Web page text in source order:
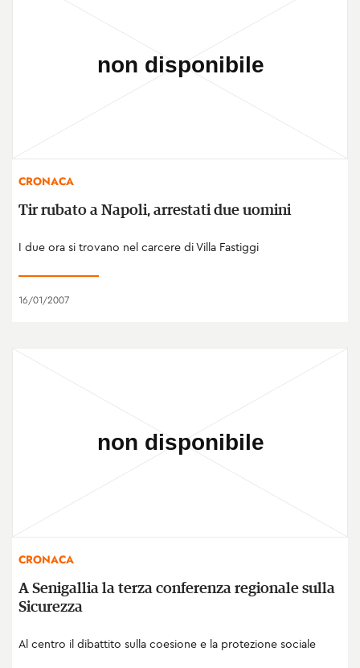
CRONACA
Tir rubato a Napoli, arrestati due uomini
I due ora si trovano nel carcere di Villa Fastiggi
16/01/2007
CRONACA
A Senigallia la terza conferenza regionale sulla
Sicurezza
Al centro il dibattito sulla coesione e la protezione sociale